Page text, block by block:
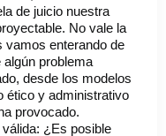
de juicio nuestra
No vale la
vamos enterando de
algún problema
desde los modelos
ético y administrativo
provocado.
¿Es posible